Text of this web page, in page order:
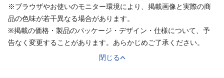
※ブラウザやお使いのモニター環境により、掲載画像と実際の商
品の色味が若干異なる場合があります。
※掲載の価格・製品のパッケージ・デザイン・仕様について、予
告なく変更することがあります。あらかじめご了承ください。
閉じる